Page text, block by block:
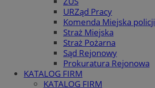
URZąd Pracy
Komenda Miejska policji
Straż Miejska
Straż Pożarna
Sąd Rejonowy
Prokuratura Rejonowa
KATALOG FIRM
KATALOG FIRM